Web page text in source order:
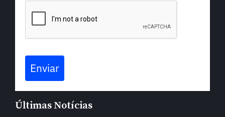
Enviar
Últimas Notícias